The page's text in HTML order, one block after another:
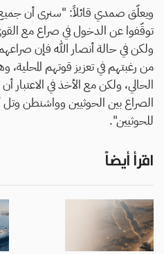
ويعلّق صمدي قائلاً: "سنرى أن جميع
توقّفوا عن الدخول في صراع مع القوى
ولكن في حالة أنصار الله فإن
من رغبتهم في تعزيز قوتهم المحلية،
الحالي، ولكن مع الأخذ في
الصراع بين الحوثيين وواشنطن
للحوثيين".
اقرأ أيضاً